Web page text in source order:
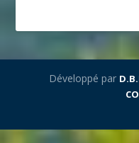
Développé par